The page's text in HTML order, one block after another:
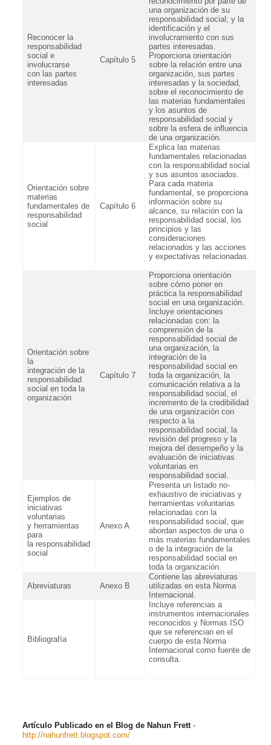
Reconocer la
responsabilidad
social e
involucrarse
con las partes
interesadas
Capítulo 5
una organización de su
responsabilidad social; y la
identificación y el
involucramiento con sus
partes interesadas.
Proporciona orientación
sobre la relación entre una
organización, sus partes
interesadas y la sociedad,
sobre el reconocimiento de
las materias fundamentales
y los asuntos de
responsabilidad social y
sobre la esfera de influencia
de una organización.
Orientación sobre
materias
fundamentales de
responsabilidad
social
Capítulo 6
Explica las materias
fundamentales relacionadas
con la responsabilidad social
y sus asuntos asociados.
Para cada materia
fundamental, se proporciona
información sobre su
alcance, su relación con la
responsabilidad social, los
principios y las
consideraciones
relacionados y las acciones
y expectativas relacionadas.
Orientación sobre
la
integración de la
responsabilidad
social en toda la
organización
Capítulo 7
Proporciona orientación
sobre cómo poner en
práctica la responsabilidad
social en una organización.
Incluye orientaciones
relacionadas con: la
comprensión de la
responsabilidad social de
una organización, la
integración de la
responsabilidad social en
toda la organización, la
comunicación relativa a la
responsabilidad social, el
incremento de la credibilidad
de una organización con
respecto a la
responsabilidad social, la
revisión del progreso y la
mejora del desempeño y la
evaluación de iniciativas
voluntarias en
responsabilidad social.
Ejemplos de
iniciativas
voluntarias
y herramientas
para
la responsabilidad
social
Anexo A
Presenta un listado no-
exhaustivo de iniciativas y
herramientas voluntarias
relacionadas con la
responsabilidad social, que
abordan aspectos de una o
más materias fundamentales
o de la integración de la
responsabilidad social en
toda la organización.
Abreviaturas Anexo B
Contiene las abreviaturas
utilizadas en esta Norma
Internacional.
Bibliografía
Incluye referencias a
instrumentos internacionales
reconocidos y Normas ISO
que se referencian en el
cuerpo de esta Norma
Internacional como fuente de
consulta.
Artículo Publicado en el Blog de Nahun Frett-
http://nahunfrett.blogspot.com/